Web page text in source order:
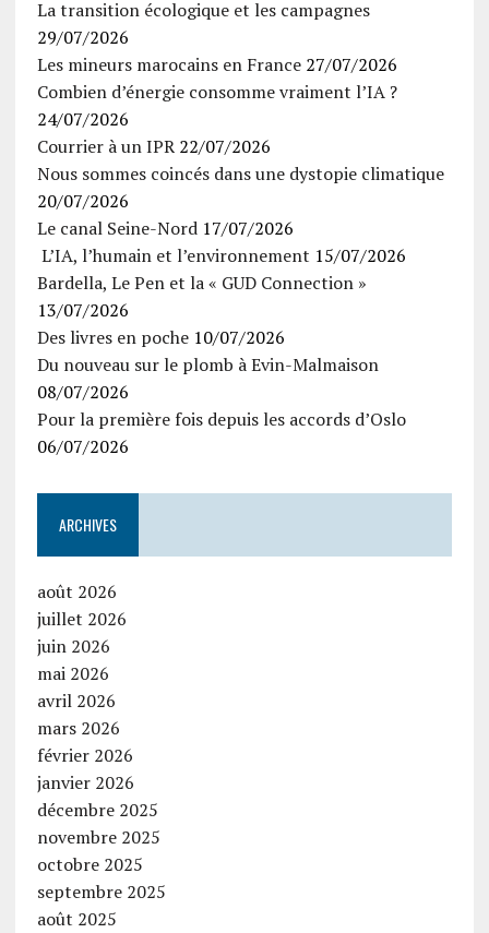
La transition écologique et les campagnes
29/07/2026
Les mineurs marocains en France 27/07/2026
Combien d’énergie consomme vraiment l’IA ?
24/07/2026
Courrier à un IPR 22/07/2026
Nous sommes coincés dans une dystopie climatique
20/07/2026
Le canal Seine-Nord 17/07/2026
L’IA, l’humain et l’environnement 15/07/2026
Bardella, Le Pen et la « GUD Connection »
13/07/2026
Des livres en poche 10/07/2026
Du nouveau sur le plomb à Evin-Malmaison
08/07/2026
Pour la première fois depuis les accords d’Oslo
06/07/2026
ARCHIVES
août 2026
juillet 2026
juin 2026
mai 2026
avril 2026
mars 2026
février 2026
janvier 2026
décembre 2025
novembre 2025
octobre 2025
septembre 2025
août 2025